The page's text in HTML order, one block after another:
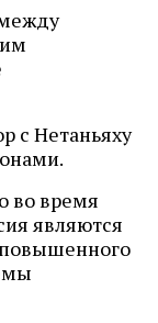
с Нетаньяху
во время
являются